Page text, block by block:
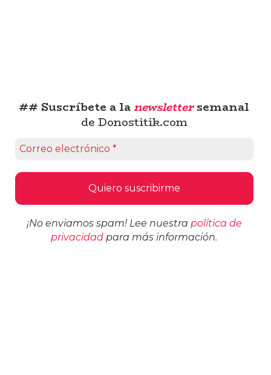
## Suscríbete a lanewslettersemanal
de Donostitik.com
¡No enviamos spam! Lee nuestra política de
privacidad para más información.